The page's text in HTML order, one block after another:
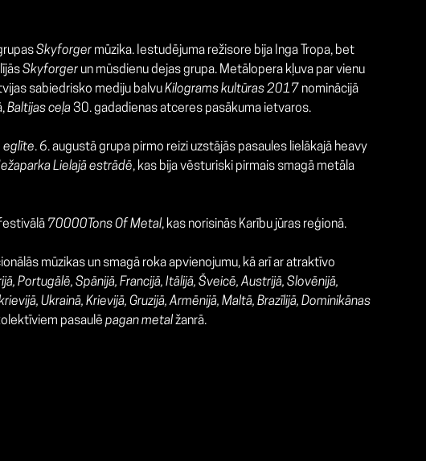
Skyforger mūzika. Iestudējuma režisore bija Inga Tropa, bet
Skyforger un mūsdienu dejas grupa. Metālopera kļuva par vienu
sabiedrisko mediju balvuKilograms kultūras 2017 nominācijā
Baltijas ceļa 30. gadadienas atceres pasākuma ietvaros.
eglīte. 6. augustā grupa pirmo reizi uzstājās pasaules lielākajā heavy
Lielajā estrādē, kas bija vēsturiski pirmais smagā metāla
70000Tons Of Metal, kas norisinās Karību jūras reģionā.
mūzikas un smagā roka apvienojumu, kā arī ar atraktīvo
Portugālē, Spānijā, Francijā, Itālijā, Šveicē, Austrijā, Slovēnijā,
Ukrainā, Krievijā, Gruzijā, Armēnijā, Maltā, Brazīlijā, Dominikānas
pasaulē pagan metalžanrā.